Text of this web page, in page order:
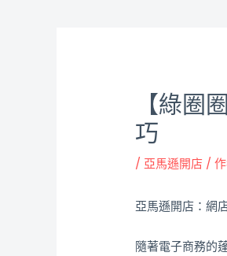
【綠
巧
/ 亞馬遜開店 /
亞馬遜開店：網
隨著電子商務的